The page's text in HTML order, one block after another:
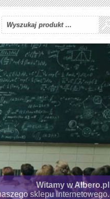
Witamy w Albero.pl
sklepu internetowego.